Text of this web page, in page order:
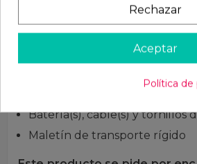
Cargador individual para las
Batería(s), cable(s) y tornillos
Maletín de transporte rígido
Rechazar
Aceptar
Política de